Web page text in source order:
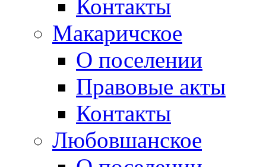
Контакты
Макаричское
О поселении
Правовые акты
Контакты
Любовшанское